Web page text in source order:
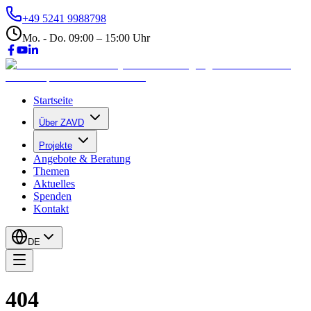
+49 5241 9988798
Mo. - Do. 09:00 – 15:00 Uhr
Startseite
Über ZAVD
Projekte
Angebote & Beratung
Themen
Aktuelles
Spenden
Kontakt
DE
404